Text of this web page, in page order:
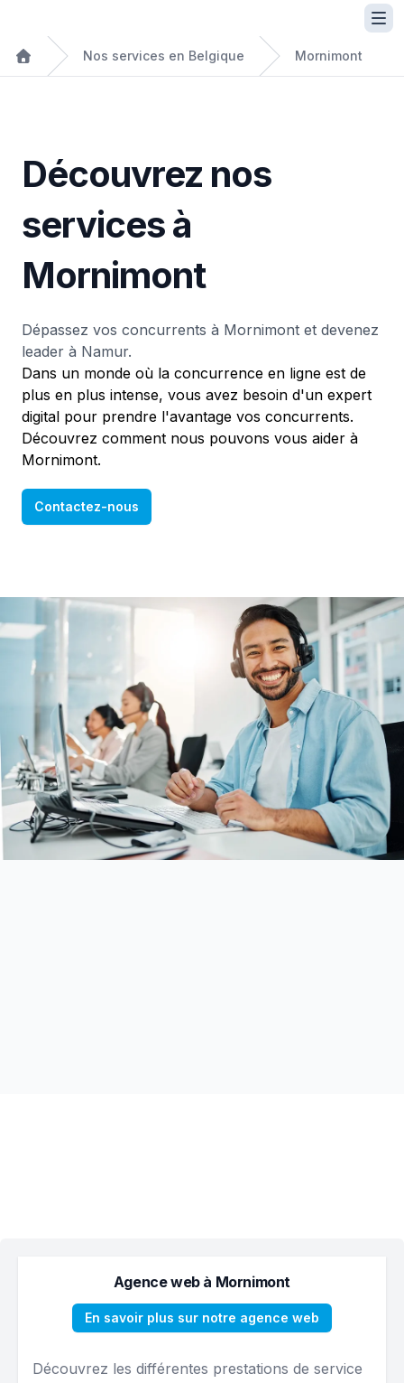
Nos services en Belgique Mornimont
Découvrez nos
services à
Mornimont
Dépassez vos concurrents à Mornimont et devenez
leader à Namur.
Dans un monde où la concurrence en ligne est de
plus en plus intense, vous avez besoin d'un expert
digital pour prendre l'avantage vos concurrents.
Découvrez comment nous pouvons vous aider à
Mornimont.
Contactez-nous
Agence web à Mornimont
En savoir plus sur notre agence web
Découvrez les différentes prestations de service